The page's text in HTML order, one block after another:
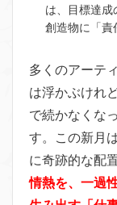
は、目標達
創造物に「責
多くのアーテ
は浮かぶけれ
で続かなくな
す。この新月
に奇跡的な配
情熱を、一過